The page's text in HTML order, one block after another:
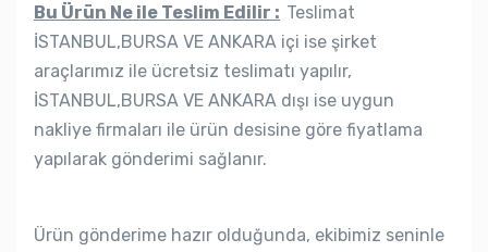
Bu Ürün Ne ile Teslim Edilir : Teslimat
İSTANBUL,BURSA VE ANKARA içi ise şirket
araçlarımız ile ücretsiz teslimatı yapılır,
İSTANBUL,BURSA VE ANKARA dışı ise uygun
nakliye firmaları ile ürün desisine göre fiyatlama
yapılarak gönderimi sağlanır.
Ürün gönderime hazır olduğunda, ekibimiz seninle